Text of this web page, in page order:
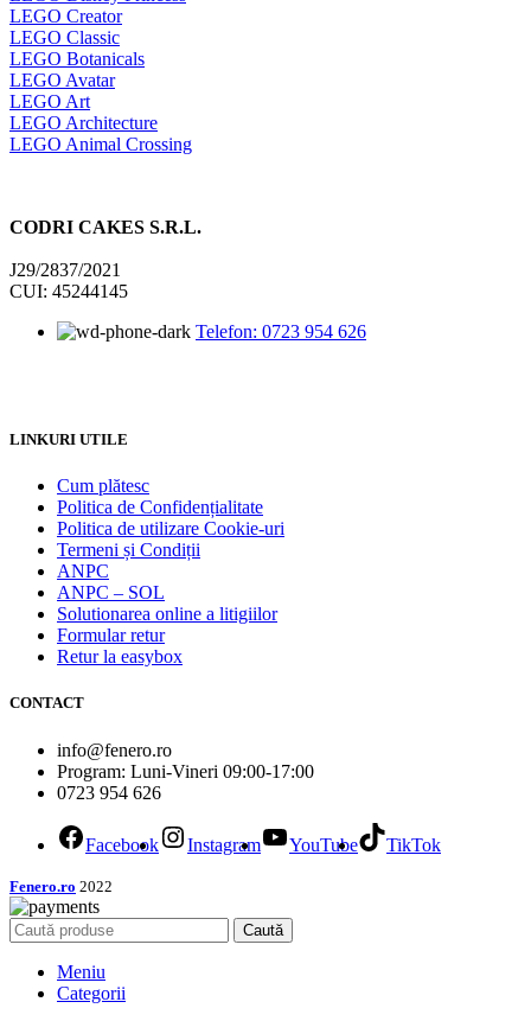
LEGO Creator
LEGO Classic
LEGO Botanicals
LEGO Avatar
LEGO Art
LEGO Architecture
LEGO Animal Crossing
CODRI CAKES S.R.L.
J29/2837/2021
CUI: 45244145
Telefon: 0723 954 626
LINKURI UTILE
Cum plătesc
Politica de Confidențialitate
Politica de utilizare Cookie-uri
Termeni și Condiții
ANPC
ANPC – SOL
Solutionarea online a litigiilor
Formular retur
Retur la easybox
CONTACT
info@fenero.ro
Program: Luni-Vineri 09:00-17:00
0723 954 626
Facebook Instagram YouTube TikTok
Fenero.ro 2022
Caută
Meniu
Categorii